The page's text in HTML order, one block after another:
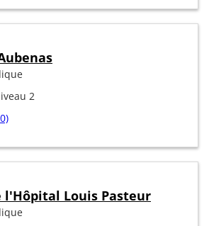
2
Louis Pasteur